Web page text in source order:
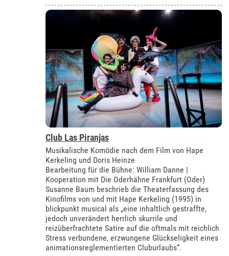
Club Las Piranjas
Musikalische Komödie nach dem Film von Hape
Kerkeling und Doris Heinze
Bearbeitung für die Bühne: William Danne |
Kooperation mit Die Oderhähne Frankfurt (Oder)
Susanne Baum beschrieb die Theaterfassung des
Kinofilms von und mit Hape Kerkeling (1995) in
blickpunkt musical als „eine inhaltlich gestraffte,
jedoch unverändert herrlich skurrile und
reizüberfrachtete Satire auf die oftmals mit reichlich
Stress verbundene, erzwungene Glückseligkeit eines
animationsreglementierten Cluburlaubs“.